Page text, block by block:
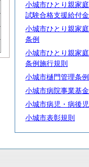
小城市ひとり親家
試験合格支援給付
小城市ひとり親家
条例
小城市ひとり親家
条例施行規則
小城市樋門管理条例
小城市病院事業基
小城市病児・病後
小城市表彰規則